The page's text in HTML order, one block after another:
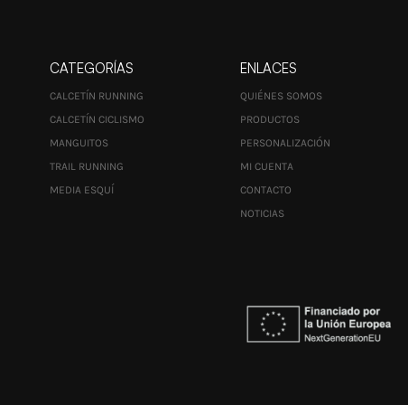
CATEGORÍAS
CALCETÍN RUNNING
CALCETÍN CICLISMO
MANGUITOS
TRAIL RUNNING
MEDIA ESQUÍ
ENLACES
QUIÉNES SOMOS
PRODUCTOS
PERSONALIZACIÓN
MI CUENTA
CONTACTO
NOTICIAS